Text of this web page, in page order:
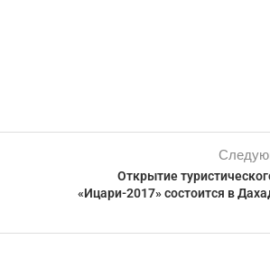
Открытие
«Ицари-2017» состоится в